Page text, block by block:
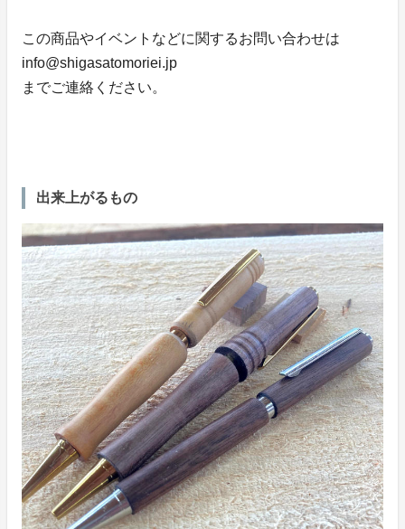
この商品やイベントなどに関するお問い合わせは
info@shigasatomoriei.jp
までご連絡ください。
出来上がるもの